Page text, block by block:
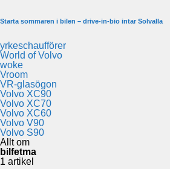
Starta sommaren i bilen – drive-in-bio intar Solvalla
yrkeschaufförer
World of Volvo
woke
Vroom
VR-glasögon
Volvo XC90
Volvo XC70
Volvo XC60
Volvo V90
Volvo S90
Allt om
bilfetma
1 artikel